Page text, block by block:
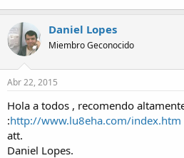
Daniel Lopes
Miembro Geconocido
Abr 22, 2015
Hola a todos , recomendo
:http://www.lu8eha.com/index.htm
att.
Daniel Lopes.